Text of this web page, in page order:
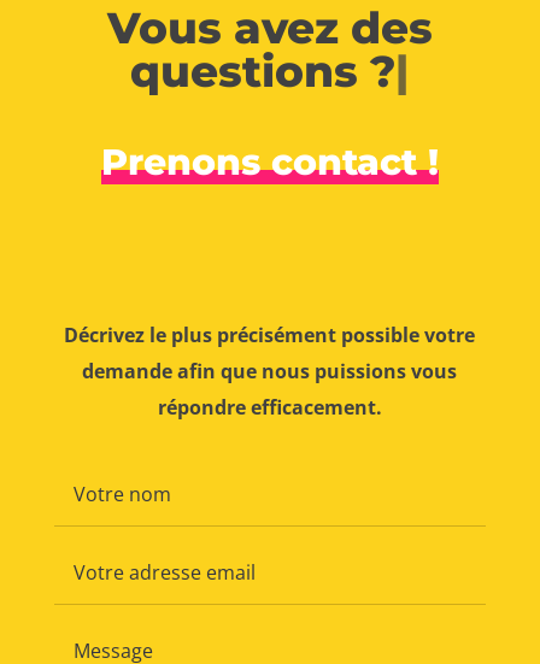
Vous avez des
questions ?|
Prenons contact !
Décrivez le plus précisément possible votre
demande afin que nous puissions vous
répondre efficacement.